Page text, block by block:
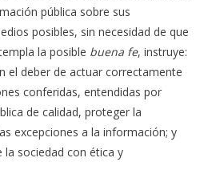
pública sobre sus
posibles, sin necesidad de que
la posible buena fe, instruye:
el deber de actuar correctamente
conferidas, entendidas por
de calidad, proteger la
excepciones a la información; y
la sociedad con ética y